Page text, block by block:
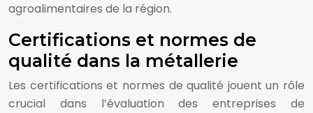
agroalimentaires de la région.
Certifications et normes de
qualité dans la métallerie
Les certifications et normes de qualité jouent un rôle
crucial dans l’évaluation des entreprises de